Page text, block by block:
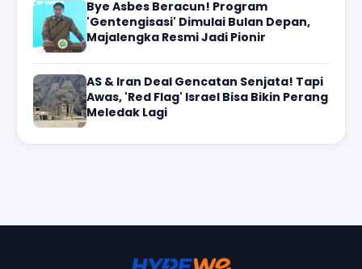
Bye Asbes Beracun! Program
'Gentengisasi' Dimulai Bulan Depan,
Majalengka Resmi Jadi Pionir
AS & Iran Deal Gencatan Senjata! Tapi
Awas, 'Red Flag' Israel Bisa Bikin Perang
Meledak Lagi